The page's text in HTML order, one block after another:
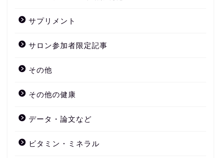
サプリメント
サロン参加者限定記事
その他
その他の健康
データ・論文など
ビタミン・ミネラル